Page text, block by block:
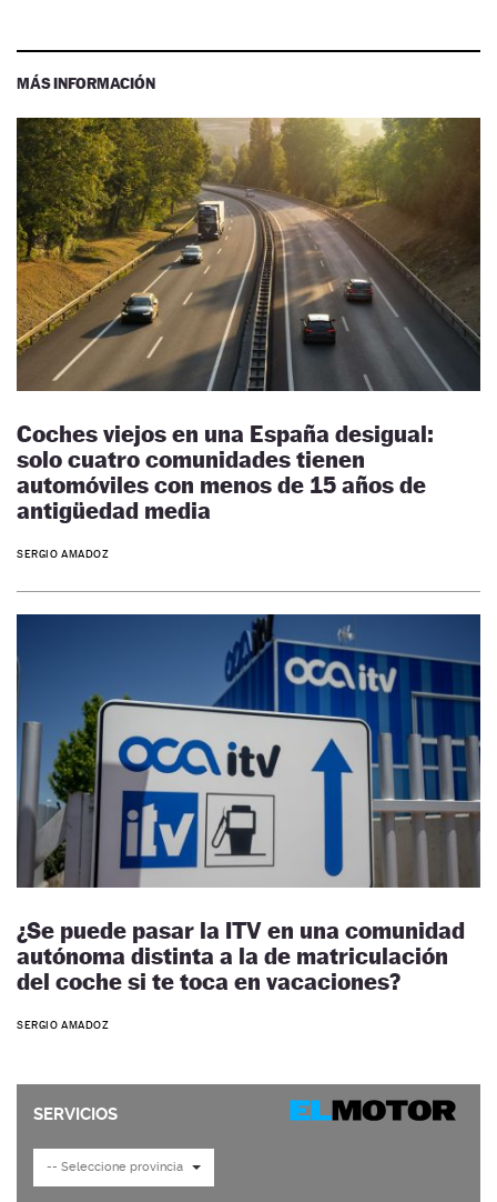
MÁS INFORMACIÓN
Coches viejos en una España desigual:
solo cuatro comunidades tienen
automóviles con menos de 15 años de
antigüedad media
SERGIO AMADOZ
¿Se puede pasar la ITV en una comunidad
autónoma distinta a la de matriculación
del coche si te toca en vacaciones?
SERGIO AMADOZ